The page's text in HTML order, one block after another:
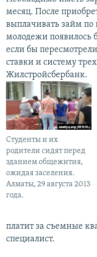
месяц. После
выплачивать займ по
молодежи появилось
если бы
ставки и систему
Жилстройсбербанк.
Студенты и их
родители сидят перед
зданием общежития,
ожидая заселения.
Алматы, 29 августа 2013
года.
платит за съемные
специалист.